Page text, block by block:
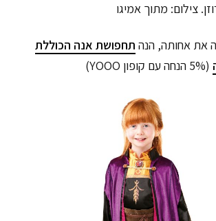
צילום: מתוך אמיגו
את אחותה, הנה תחפושת אנה הכוללת
(5% הנחה עם קופון YOOO)